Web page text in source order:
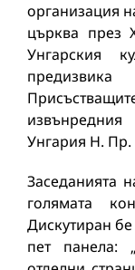
организация
църква през
Унгарския
Унгария Н.
Заседанията
голямата
Дискутиран
пет панела: